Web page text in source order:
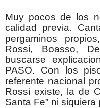
Muy pocos de los
calidad previa.
pergaminos
Rossi, Boasso,
buscarse
PASO. Con los
referente nacional
Rossi existe, la de
Santa Fe” ni